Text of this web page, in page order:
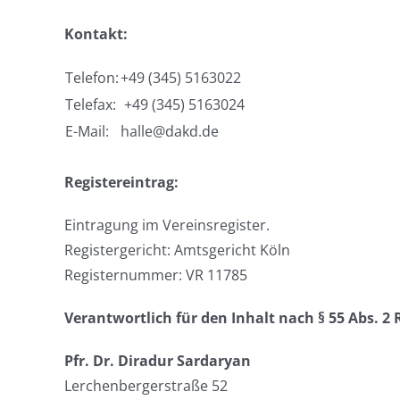
Kontakt:
Telefon:+49 (345) 5163022
Telefax: +49 (345) 5163024
E-Mail:
halle@dakd.de
Registereintrag:
Eintragung im Vereinsregister.
Registergericht: Amtsgericht Köln
Registernummer: VR 11785
Verantwortlich für den Inhalt nach § 55 Abs. 2
Pfr. Dr. Diradur Sardaryan
Lerchenbergerstraße 52